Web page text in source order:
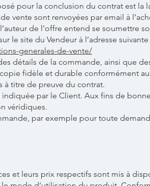
pour la conclusion du contrat est la
vente sont renvoyées par email à
de l’offre entend se soumettre
le site du Vendeur à l’adresse suivante
generales-de-vente/
détails de la commande, ainsi que
fidèle et durable conformément
titre de preuve du contrat.
indiquée par le Client. Aux fins de
véridiques.
par exemple pour toute
et leurs prix respectifs sont mis à